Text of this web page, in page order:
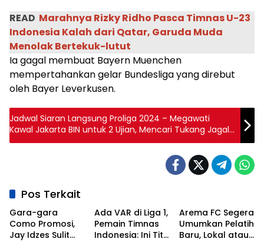
READ Marahnya Rizky Ridho Pasca Timnas U-23
Indonesia Kalah dari Qatar, Garuda Muda
Menolak Bertekuk-lutut
Ia gagal membuat Bayern Muenchen
mempertahankan gelar Bundesliga yang direbut
oleh Bayer Leverkusen.
Jadwal Siaran Langsung Proliga 2024 – Megawati
Kawal Jakarta BIN untuk 2 Ujian, Mencari Tukang Jagal
Popsivo Polwan
Pos Terkait
Gara-gara
Como Promosi,
Jay Idzes Sulit
Ada VAR di Liga 1,
Pemain Timnas
Indonesia: Ini Titik
Arema FC Segera
Umumkan Pelatih
Baru, Lokal atau